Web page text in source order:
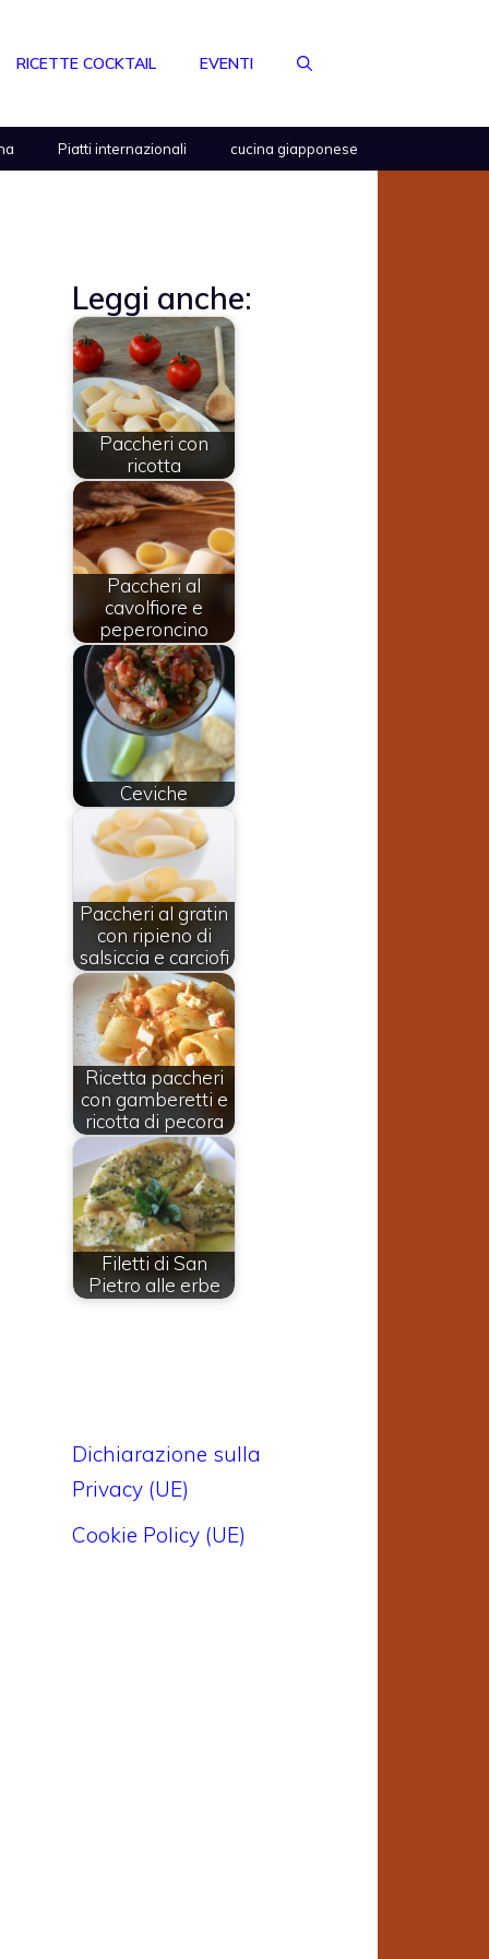
RICETTE COCKTAIL EVENTI
Piatti internazionali cucina giapponese
Leggi anche:
Paccheri con
ricotta
Paccheri al
cavolfiore e
peperoncino
Ceviche
Paccheri al gratin
con ripieno di
salsiccia e carciofi
Ricetta paccheri
con gamberetti e
ricotta di pecora
Filetti di San
Pietro alle erbe
Dichiarazione sulla
Privacy (UE)
Cookie Policy (UE)